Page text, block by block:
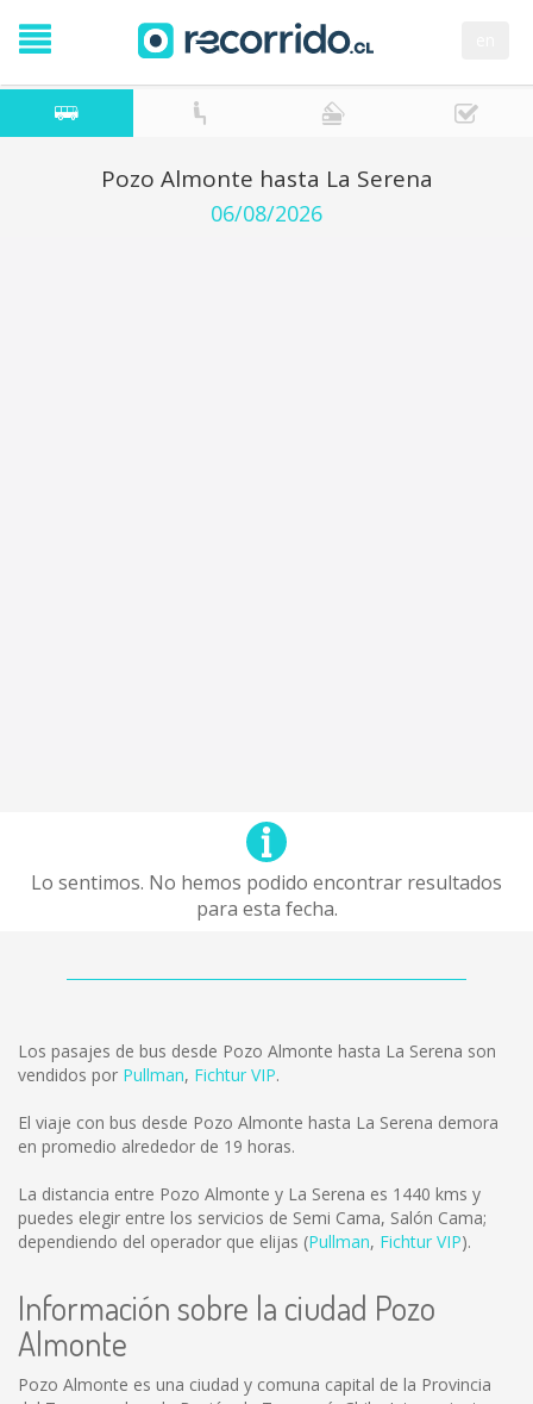
Pozo Almonte hasta La Serena
06/08/2026
Lo sentimos. No hemos podido encontrar resultados
para esta fecha.
Los pasajes de bus desde Pozo Almonte hasta La Serena son
vendidos por Pullman, Fichtur VIP.
El viaje con bus desde Pozo Almonte hasta La Serena demora
en promedio alrededor de 19 horas.
La distancia entre Pozo Almonte y La Serena es 1440 kms y
puedes elegir entre los servicios de Semi Cama, Salón Cama;
dependiendo del operador que elijas (Pullman, Fichtur VIP).
Información sobre la ciudad Pozo
Almonte
Pozo Almonte es una ciudad y comuna capital de la Provincia